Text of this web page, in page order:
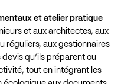
et atelier pratique
et aux architectes, aux
réguliers, aux gestionnaires
qu’ils préparent ou
tout en intégrant les